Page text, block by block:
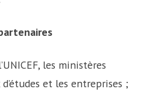
les ministères
et les entreprises ;